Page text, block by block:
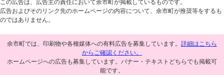
この広告は、広告主の責任において余市町が掲載しているものです。
広告およびそのリンク先のホームページの内容について、余市町が推奨等をするも
のではありません。
余市町では、印刷物や各種媒体への有料広告を募集しています。 詳細はこちら
からご確認ください。
ホームページへの広告も募集しています。バナー・テキストどちらでも掲載可
能です。